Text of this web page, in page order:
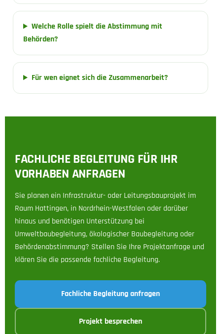
Welche Rolle spielt die Abstimmung mit
Behörden?
Für wen eignet sich die Zusammenarbeit?
FACHLICHE BEGLEITUNG FÜR IHR
VORHABEN ANFRAGEN
Sie planen ein Infrastruktur- oder Leitungsbauprojekt im
Raum Hattingen, in Nordrhein-Westfalen oder darüber
hinaus und benötigen Unterstützung bei
Umweltbaubegleitung, ökologischer Baubegleitung oder
Behördenabstimmung? Stellen Sie Ihre Projektanfrage und
klären Sie die passende fachliche Begleitung.
Fachliche Begleitung anfragen
Projekt besprechen